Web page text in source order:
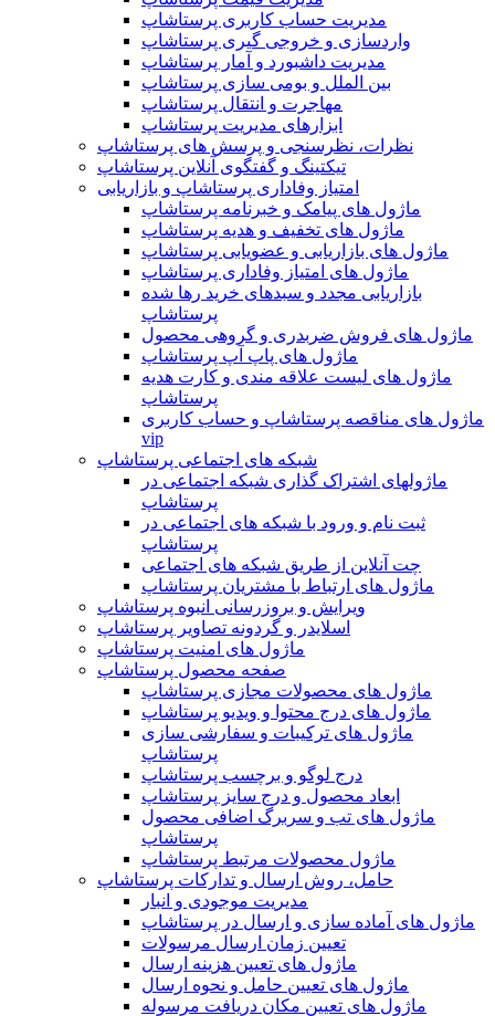
مدیریت حساب کاربری پرستاشاپ
واردسازی و خروجی گیری پرستاشاپ
مدیریت داشبورد و آمار پرستاشاپ
بین الملل و بومی سازی پرستاشاپ
مهاجرت و انتقال پرستاشاپ
ابزارهای مدیریت پرستاشاپ
نظرات، نظرسنجی و پرسش های پرستاشاپ
تیکتینگ و گفتگوی آنلاین پرستاشاپ
امتیاز وفاداری پرستاشاپ و بازاریابی
ماژول های پیامک و خبرنامه پرستاشاپ
ماژول های تخفیف و هدیه پرستاشاپ
ماژول های بازاریابی و عضویابی پرستاشاپ
ماژول های امتیاز وفاداری پرستاشاپ
بازاریابی مجدد و سبدهای خرید رها شده
پرستاشاپ
ماژول های فروش ضربدری و گروهی محصول
ماژول های پاپ آپ پرستاشاپ
ماژول های لیست علاقه مندی و کارت هدیه
پرستاشاپ
ماژول های مناقصه پرستاشاپ و حساب کاربری
vip
شبکه های اجتماعی پرستاشاپ
ماژولهای اشتراک‌ گذاری شبکه اجتماعی در
پرستاشاپ
ثبت نام و ورود با شبکه های اجتماعی در
پرستاشاپ
چت آنلاین از طریق شبکه های اجتماعی
ماژول های ارتباط با مشتریان پرستاشاپ
ویرایش و بروزرسانی انبوه پرستاشاپ
اسلایدر و گردونه تصاویر پرستاشاپ
ماژول های امنیت پرستاشاپ
صفحه محصول پرستاشاپ
ماژول های محصولات مجازی پرستاشاپ
ماژول های درج محتوا و ویدیو پرستاشاپ
ماژول های ترکیبات و سفارشی سازی
پرستاشاپ
درج لوگو و برچسب پرستاشاپ
ابعاد محصول و درج سایز پرستاشاپ
ماژول های تب و سربرگ اضافی محصول
پرستاشاپ
ماژول محصولات مرتبط پرستاشاپ
حامل، روش ارسال و تدارکات پرستاشاپ
مدیریت موجودی و انبار
ماژول های آماده سازی و ارسال در پرستاشاپ
تعیین زمان ارسال مرسولات
ماژول های تعیین هزینه ارسال
ماژول های تعیین حامل و نحوه ارسال
ماژول های تعیین مکان دریافت مرسوله